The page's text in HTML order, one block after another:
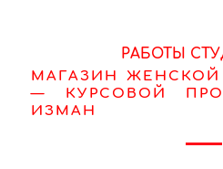
РАБОТЫ
МАГАЗИН ЖЕНСКОЙ
— КУРСОВОЙ
ИЗМАН